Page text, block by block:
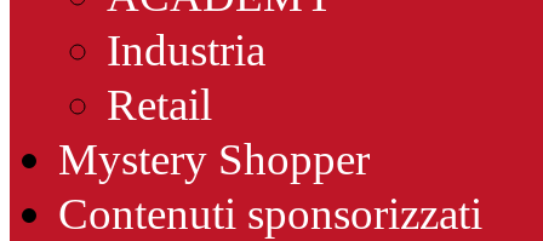
Industria
Retail
Mystery Shopper
Contenuti sponsorizzati